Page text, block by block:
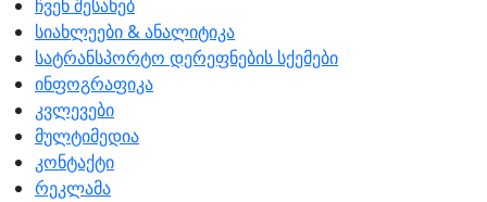
ჩვენ შესახებ
სიახლეები & ანალიტიკა
სატრანსპორტო დერეფნების სქემები
ინფოგრაფიკა
კვლევები
მულტიმედია
კონტაქტი
რეკლამა